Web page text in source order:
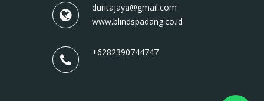
duritajaya@gmail.com
www.blindspadang.co.id
+6282390744747